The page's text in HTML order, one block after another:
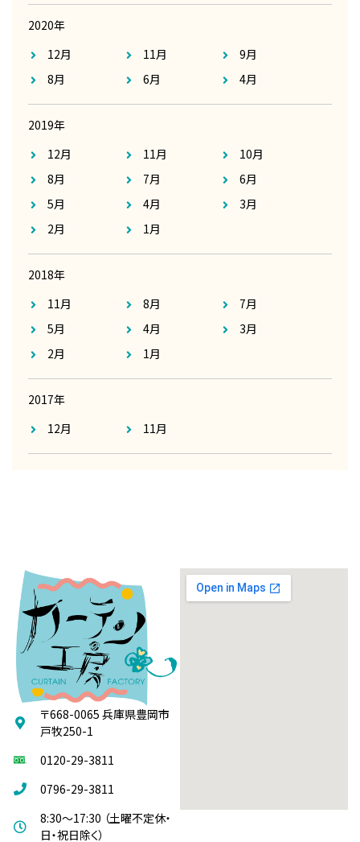
2020年
12月
11月
9月
8月
6月 4月
2019年
12月
11月
10月
8月
7月
6月
5月
4月
3月
2月
1月
2018年
11月
8月
7月
5月
4月
3月
2月
1月
2017年
12月
11月
〒668-0065 兵庫県豊岡市
戸牧250-1
0120-29-3811
0796-29-3811
8:30～17:30 （土曜不定休・
日・祝日除く）